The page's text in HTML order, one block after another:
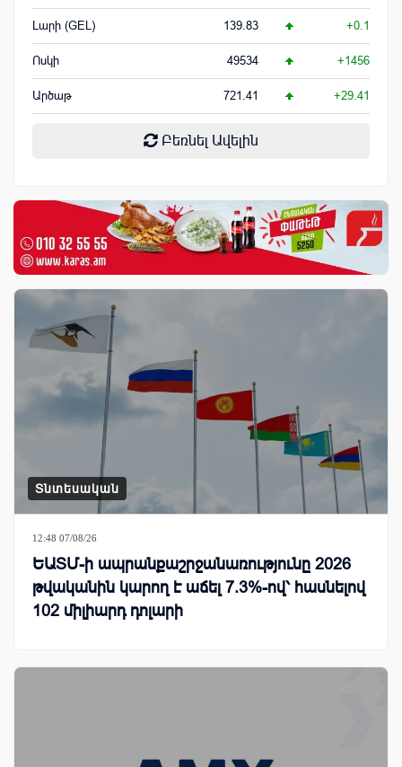
Լարի (GEL) 139.83 +0.1
Ոսկի 49534 +1456
Արծաթ 721.41 +29.41
Բեռնել Ավելին
Տնտեսական
12:48 07/08/26
ԵԱՏՄ-ի ապրանքաշրջանառությունը 2026
թվականին կարող է աճել 7.3%-ով՝ հասնելով
102 միլիարդ դոլարի